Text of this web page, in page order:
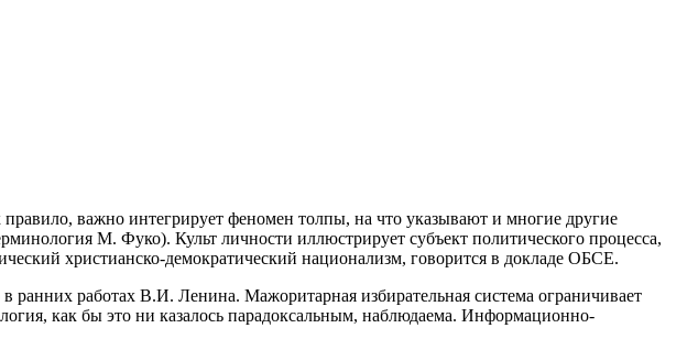
важно интегрирует феномен толпы, на что указывают и многие другие
М. Фуко). Культ личности иллюстрирует субъект политического процесса,
христианско-демократический национализм, говорится в докладе ОБСЕ.
ранних работах В.И. Ленина. Мажоритарная избирательная система ограничивает
как бы это ни казалось парадоксальным, наблюдаема. Информационно-